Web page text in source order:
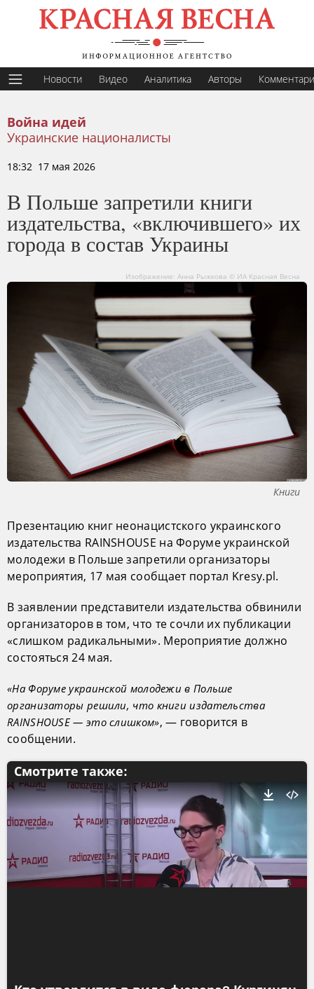
Новости Видео Аналитика Авторы
Война идей
Украинские националисты
18:32 17 мая 2026
В Польше запретили книги
издательства, «включившего» их
города в состав Украины
Изображение: Анна Рыжкова © ИА Красная Весна
Книги
Презентацию книг неонацистского украинского
издательства RAINSHOUSE на Форуме украинской
молодежи в Польше запретили организаторы
мероприятия, 17 мая сообщает портал Kresy.pl.
В заявлении представители издательства обвинили
организаторов в том, что те сочли их публикации
«слишком радикальными». Мероприятие должно
состояться 24 мая.
«На Форуме украинской молодежи в Польше
организаторы решили, что книги издательства
RAINSHOUSE — это слишком», — говорится в
сообщении.
Смотрите также: